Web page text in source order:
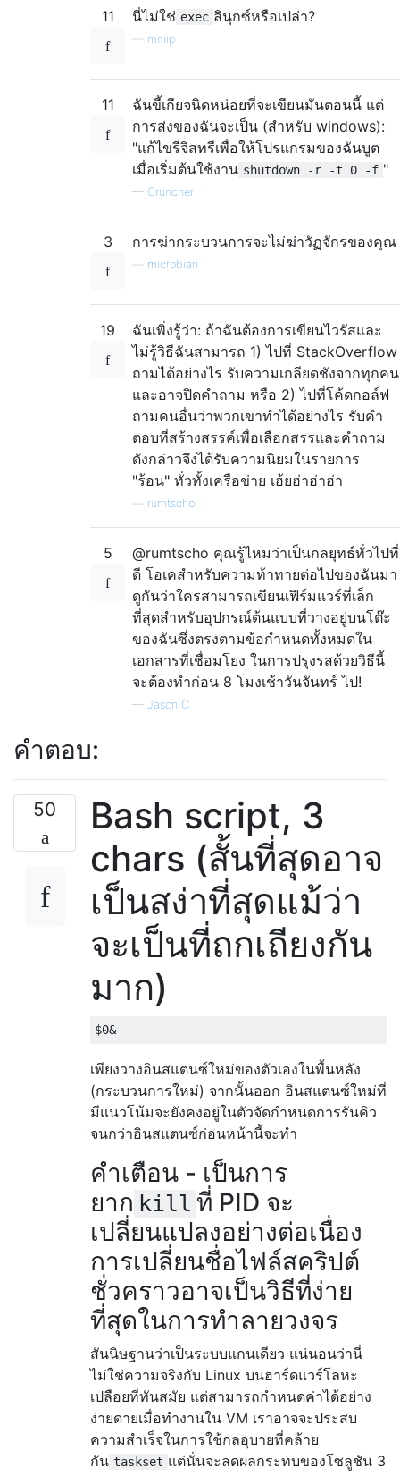
11 นี่ไม่ใช่ exec ลินุกซ์หรือเปล่า?
mniip
11
ฉันขี้เกียจนิดหน่อยที่จะเขียนมันตอนนี้ แต่
การส่งของฉันจะเป็น (สำหรับ windows):
"แก้ไขรีจิสทรีเพื่อให้โปรแกรมของฉันบูต
เมื่อเริ่มต้นใช้งาน shutdown -r -t 0 -f "
— Cruncher
3 การฆ่ากระบวนการจะไม่ฆ่าวัฏจักรของคุณ
microbian
19
ฉันเพิ่งรู้ว่า: ถ้าฉันต้องการเขียนไวรัสและ
ไม่รู้วิธีฉันสามารถ 1) ไปที่ StackOverflow
ถามได้อย่างไร รับความเกลียดชังจากทุกคน
และอาจปิดคำถาม หรือ 2) ไปที่โค้ดกอล์ฟ
ถามคนอื่นว่าพวกเขาทำได้อย่างไร รับคำ
ตอบที่สร้างสรรค์เพื่อเลือกสรรและคำถาม
ดังกล่าวจึงได้รับความนิยมในรายการ
"ร้อน" ทั่วทั้งเครือข่าย เฮ้ยฮ่าฮ่าฮ่า
rumtscho
5
@rumtscho คุณรู้ไหมว่าเป็นกลยุทธ์ทั่วไปที่
ดี โอเคสำหรับความท้าทายต่อไปของฉันมา
ดูกันว่าใครสามารถเขียนเฟิร์มแวร์ที่เล็ก
ที่สุดสำหรับอุปกรณ์ต้นแบบที่วางอยู่บนโต๊ะ
ของฉันซึ่งตรงตามข้อกำหนดทั้งหมดใน
เอกสารที่เชื่อมโยง ในการปรุงรสด้วยวิธีนี้
จะต้องทำก่อน 8 โมงเช้าวันจันทร์ ไป!
— Jason C
คำตอบ:
50
Bash script, 3
chars (สั้นที่สุดอาจ
เป็นสง่าที่สุดแม้ว่า
จะเป็นที่ถกเถียงกัน
มาก)
เพียงวางอินสแตนซ์ใหม่ของตัวเองในพื้นหลัง
(กระบวนการใหม่) จากนั้นออก อินสแตนซ์ใหม่ที่
มีแนวโน้มจะยังคงอยู่ในตัวจัดกำหนดการรันคิว
จนกว่าอินสแตนซ์ก่อนหน้านี้จะทำ
คำเตือน - เป็นการ
ยาก kill ที่ PID จะ
เปลี่ยนแปลงอย่างต่อเนื่อง
การเปลี่ยนชื่อไฟล์สคริปต์
ชั่วคราวอาจเป็นวิธีที่ง่าย
ที่สุดในการทำลายวงจร
สันนิษฐานว่าเป็นระบบแกนเดียว แน่นอนว่านี่
ไม่ใช่ความจริงกับ Linux บนฮาร์ดแวร์โลหะ
เปลือยที่ทันสมัย ​​แต่สามารถกำหนดค่าได้อย่าง
ง่ายดายเมื่อทำงานใน VM เราอาจจะประสบ
ความสำเร็จในการใช้กลอุบายที่คล้าย
กัน taskset แต่นั่นจะลดผลกระทบของโซลูชัน 3